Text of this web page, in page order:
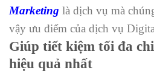
Marketing là dịch vụ mà
vậy ưu điểm của dịch vụ
Giúp tiết kiệm tối đa
hiệu quả nhất